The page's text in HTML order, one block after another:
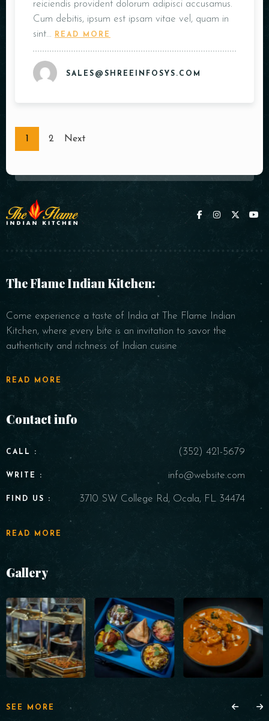
reiciendis provident dolorum adipisci accusamus.
Cum debitis, ipsum est ipsam vitae vel, quam in
sint…
READ MORE
SALES@SHREEINFOSYS.COM
1 2 Next
The Flame Indian Kitchen:
Come experience a taste of India at The Flame Indian
Kitchen, where every bite is an invitation to savor the
authenticity and richness of Indian cuisine
READ MORE
Contact info
CALL : (352) 421-5679
WRITE : info@website.com
FIND US : 3710 SW College Rd, Ocala, FL 34474
READ MORE
Gallery
SEE MORE